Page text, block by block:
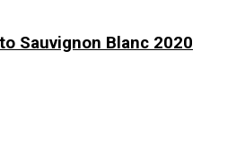
Sauvignon Blanc 2020